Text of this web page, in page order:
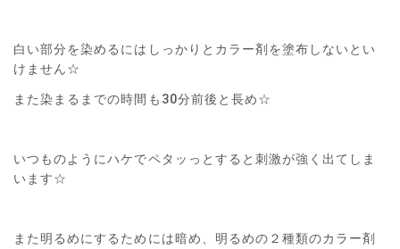
白い部分を染めるにはしっかりとカラー剤を塗布しないとい
けません☆
また染まるまでの時間も30分前後と長め☆
いつものようにハケでペタッっとすると刺激が強く出てしま
います☆
また明るめにするためには暗め、明るめの２種類のカラー剤